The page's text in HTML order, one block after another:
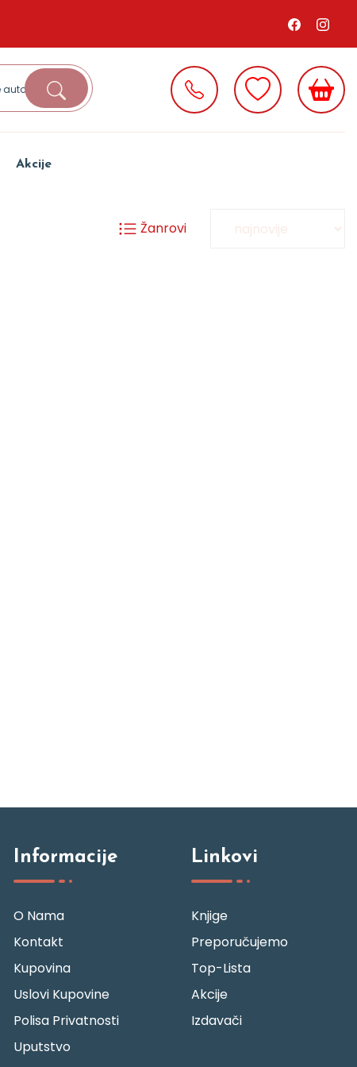
Akcije
Žanrovi
Informacije
O Nama
Kontakt
Kupovina
Uslovi Kupovine
Polisa Privatnosti
Uputstvo
Linkovi
Knjige
Preporučujemo
Top-Lista
Akcije
Izdavači